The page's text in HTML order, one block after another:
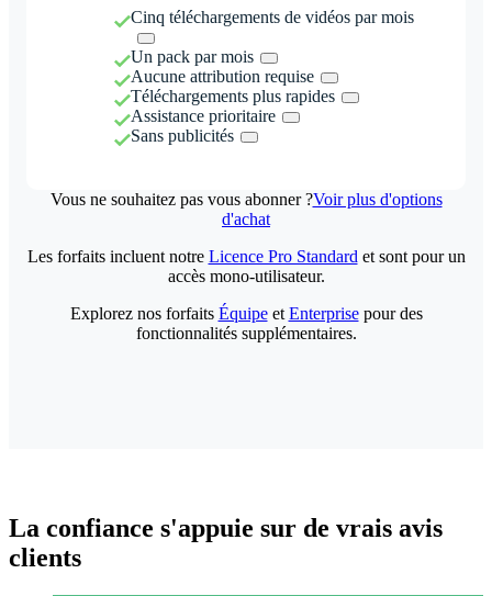
Cinq téléchargements de vidéos par mois
Un pack par mois
Aucune attribution requise
Téléchargements plus rapides
Assistance prioritaire
Sans publicités
Vous ne souhaitez pas vous abonner ?Voir plus d'options
d'achat
Les forfaits incluent notre Licence Pro Standard et sont pour un
accès mono-utilisateur.
Explorez nos forfaits Équipeet Enterprisepour des
fonctionnalités supplémentaires.
La confiance s'appuie sur de vrais avis
clients